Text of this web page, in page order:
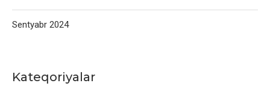
Sentyabr 2024
Kateqoriyalar